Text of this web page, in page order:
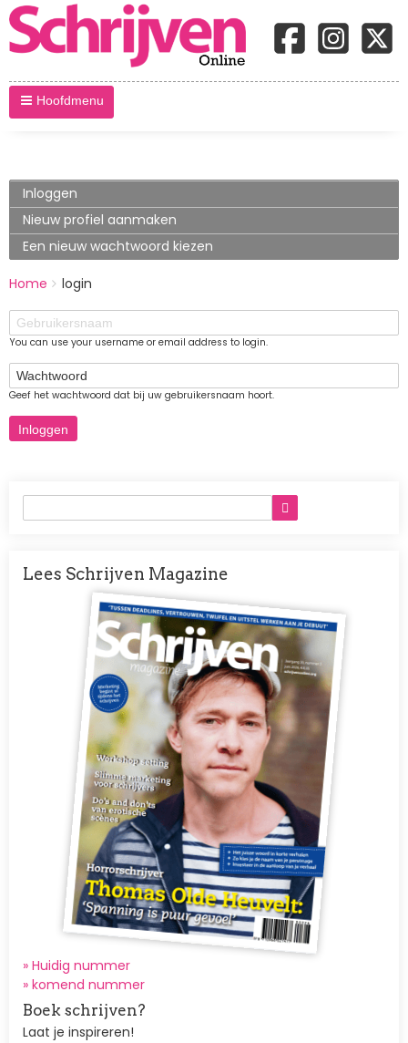
Hoofdmenu
Primary
tabs
Inloggen
tabblad)
Nieuw profiel aanmaken
Een nieuw wachtwoord kiezen
BREADCRUMBS
You
here:
Home
login
Gebruikersnaam
You can use your username or email address to login.
Wachtwoord
Geef het wachtwoord dat bij uw gebruikersnaam hoort.
Lees Schrijven Magazine
Afbeelding
» Huidig nummer
» komend nummer
Boek schrijven?
Laat je inspireren!